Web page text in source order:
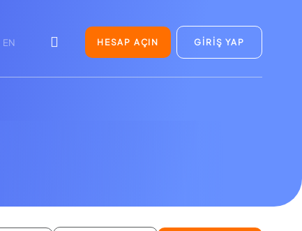
EN HESAP AÇIN GİRİŞ YAP